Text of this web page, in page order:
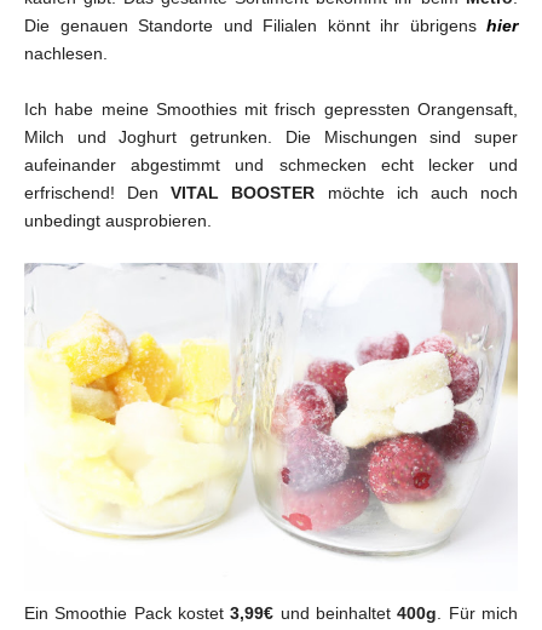
Die genauen Standorte und Filialen könnt ihr übrigens hier
nachlesen.
Ich habe meine Smoothies mit frisch gepressten Orangensaft,
Milch und Joghurt getrunken. Die Mischungen sind super
aufeinander abgestimmt und schmecken echt lecker und
erfrischend! DenVITAL BOOSTER möchte ich auch noch
unbedingt ausprobieren.
Ein Smoothie Pack kostet 3,99€ und beinhaltet400g . Für mich